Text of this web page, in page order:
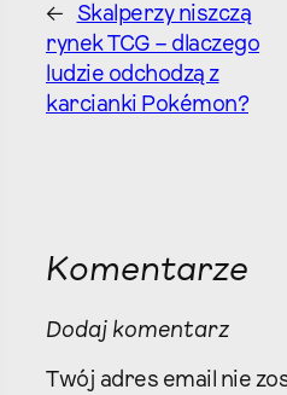
←
Skalperzy niszczą
rynek TCG – dlaczego
ludzie odchodzą z
karcianki Pokémon?
Komentarze
Dodaj komentarz
Twój adres email nie